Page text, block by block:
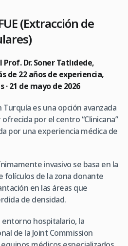
(Extracción de
Dr. Soner Tatlıdede,
de 22 años de experiencia,
21 de mayo de 2026
Turquía es una opción avanzada
por el centro “Clinicana”
por una experiencia médica de
invasivo se basa en la
folículos de la zona donante
en las áreas que
de densidad.
entorno hospitalario, la
de la Joint Commission